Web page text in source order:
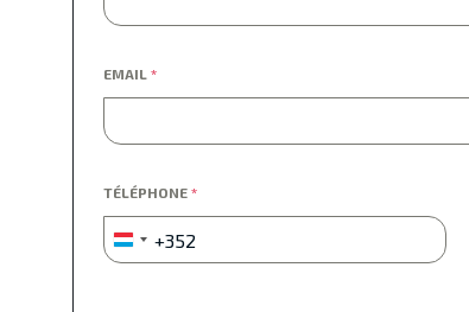
EMAIL *
TÉLÉPHONE *
Luxembourg
+352
+352